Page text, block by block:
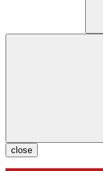
close